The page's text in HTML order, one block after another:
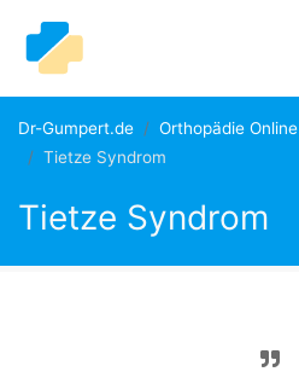
Dr-Gumpert.de Orthopädie Online
Tietze Syndrom
Tietze Syndrom